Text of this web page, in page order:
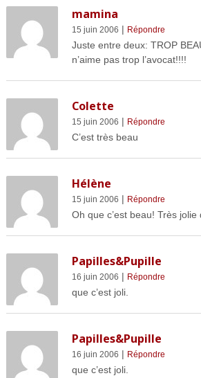
mamina
15 juin 2006 | Répondre
Juste entre deux: TROP
n’aime pas trop l’avocat!!!!
Colette
15 juin 2006 | Répondre
C’est très beau
Hélène
15 juin 2006 | Répondre
Oh que c’est beau! Très jolie
Papilles&Pupille
16 juin 2006 | Répondre
que c’est joli.
Papilles&Pupille
16 juin 2006 | Répondre
que c’est joli.